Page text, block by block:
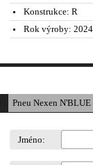
Konstrukce: R
Rok výroby:
Pneu Nexen
Jméno: